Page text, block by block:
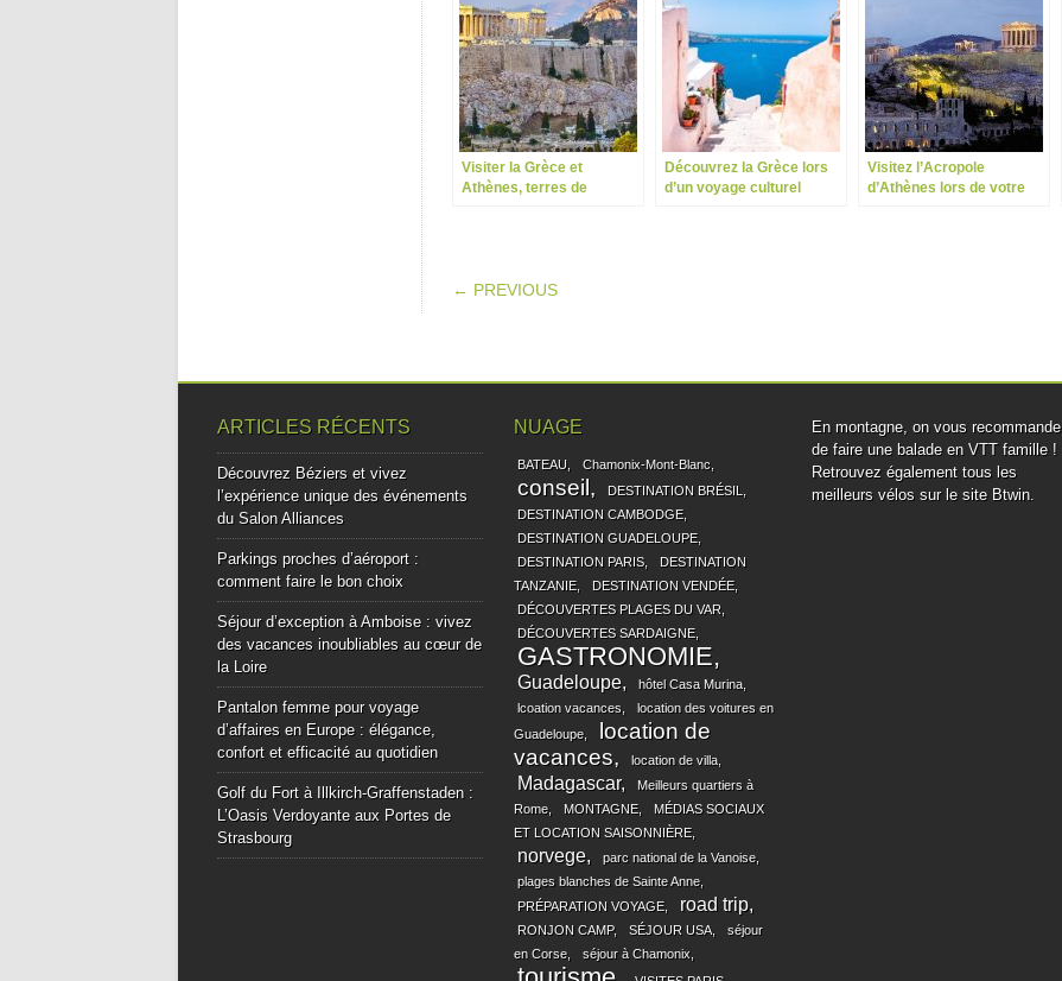
Visiter la Grèce et
Athènes, terres de
Découvrez la Grèce lors
d’un voyage culturel
Visitez l’Acropole
d’Athènes lors de votre
POST NAVIGATION
← PREVIOUS
ARTICLES RÉCENTS
Découvrez Béziers et vivez
l’expérience unique des événements
du Salon Alliances
Parkings proches d’aéroport :
comment faire le bon choix
Séjour d’exception à Amboise : vivez
des vacances inoubliables au cœur de
la Loire
Pantalon femme pour voyage
d’affaires en Europe : élégance,
confort et efficacité au quotidien
Golf du Fort à Illkirch-Graffenstaden :
L’Oasis Verdoyante aux Portes de
Strasbourg
NUAGE
BATEAU Chamonix-Mont-Blanc
conseil
DESTINATION BRÉSIL
DESTINATION CAMBODGE
DESTINATION GUADELOUPE
DESTINATION PARIS
DESTINATION
TANZANIE
DESTINATION VENDÉE
DÉCOUVERTES PLAGES DU VAR
DÉCOUVERTES SARDAIGNE
GASTRONOMIE
Guadeloupe
hôtel Casa Murina
lcoation vacances
location des voitures en
Guadeloupe
location de
vacances
location de villa
Madagascar
Meilleurs quartiers à
Rome
MONTAGNE
MÉDIAS SOCIAUX
ET LOCATION SAISONNIÈRE
norvege
parc national de la Vanoise
plages blanches de Sainte Anne
PRÉPARATION VOYAGE
road trip
RONJON CAMP SÉJOUR USA
séjour
en Corse
séjour à Chamonix
En montagne, on vous recommande
de faire une balade en VTTfamille !
Retrouvez également tous les
meilleurs vélos sur le site Btwin.